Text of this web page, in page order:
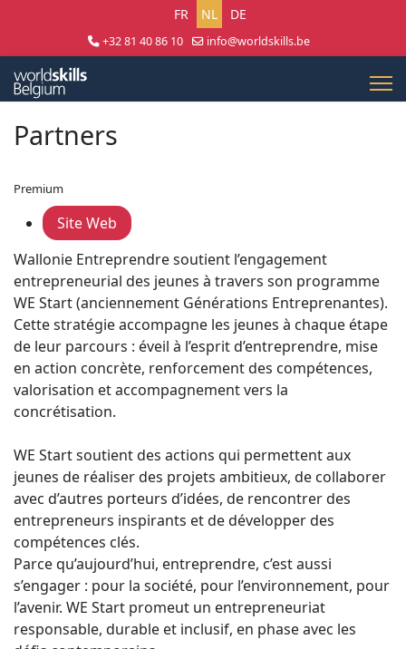
Selecteer uw taal
FR NL DE
+32 81 40 86 10
info@worldskills.be
Partners
Premium
Site Web
Wallonie Entreprendre soutient l’engagement
entrepreneurial des jeunes à travers son programme
WE Start (anciennement Générations Entreprenantes).
Cette stratégie accompagne les jeunes à chaque étape
de leur parcours : éveil à l’esprit d’entreprendre, mise
en action concrète, renforcement des compétences,
valorisation et accompagnement vers la
concrétisation.
WE Start soutient des actions qui permettent aux
jeunes de réaliser des projets ambitieux, de collaborer
avec d’autres porteurs d’idées, de rencontrer des
entrepreneurs inspirants et de développer des
compétences clés.
Parce qu’aujourd’hui, entreprendre, c’est aussi
s’engager : pour la société, pour l’environnement, pour
l’avenir. WE Start promeut un entrepreneuriat
responsable, durable et inclusif, en phase avec les